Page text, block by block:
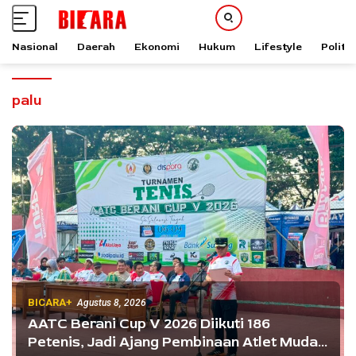
Nasional Daerah Ekonomi Hukum Lifestyle Politik
palu
BICARA+ Agustus 8, 2026
AATC Berani Cup V 2026 Diikuti 186
Petenis, Jadi Ajang Pembinaan Atlet Muda